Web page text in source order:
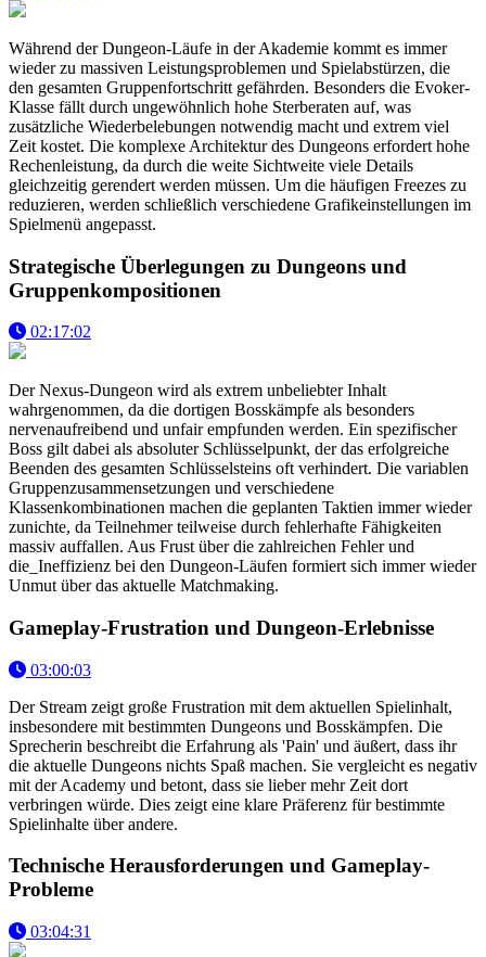
Während der Dungeon-Läufe in der Akademie kommt es immer
wieder zu massiven Leistungsproblemen und Spielabstürzen, die
den gesamten Gruppenfortschritt gefährden. Besonders die Evoker-
Klasse fällt durch ungewöhnlich hohe Sterberaten auf, was
zusätzliche Wiederbelebungen notwendig macht und extrem viel
Zeit kostet. Die komplexe Architektur des Dungeons erfordert hohe
Rechenleistung, da durch die weite Sichtweite viele Details
gleichzeitig gerendert werden müssen. Um die häufigen Freezes zu
reduzieren, werden schließlich verschiedene Grafikeinstellungen im
Spielmenü angepasst.
Strategische Überlegungen zu Dungeons und
Gruppenkompositionen
02:17:02
Der Nexus-Dungeon wird als extrem unbeliebter Inhalt
wahrgenommen, da die dortigen Bosskämpfe als besonders
nervenaufreibend und unfair empfunden werden. Ein spezifischer
Boss gilt dabei als absoluter Schlüsselpunkt, der das erfolgreiche
Beenden des gesamten Schlüsselsteins oft verhindert. Die variablen
Gruppenzusammensetzungen und verschiedene
Klassenkombinationen machen die geplanten Taktien immer wieder
zunichte, da Teilnehmer teilweise durch fehlerhafte Fähigkeiten
massiv auffallen. Aus Frust über die zahlreichen Fehler und
die_Ineffizienz bei den Dungeon-Läufen formiert sich immer wieder
Unmut über das aktuelle Matchmaking.
Gameplay-Frustration und Dungeon-Erlebnisse
03:00:03
Der Stream zeigt große Frustration mit dem aktuellen Spielinhalt,
insbesondere mit bestimmten Dungeons und Bosskämpfen. Die
Sprecherin beschreibt die Erfahrung als 'Pain' und äußert, dass ihr
die aktuelle Dungeons nichts Spaß machen. Sie vergleicht es negativ
mit der Academy und betont, dass sie lieber mehr Zeit dort
verbringen würde. Dies zeigt eine klare Präferenz für bestimmte
Spielinhalte über andere.
Technische Herausforderungen und Gameplay-
Probleme
03:04:31